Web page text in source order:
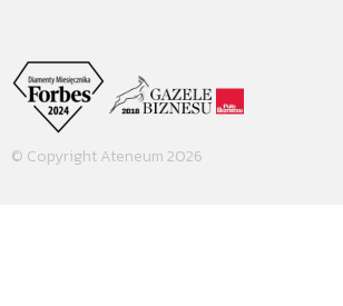
© Copyright Ateneum 2026